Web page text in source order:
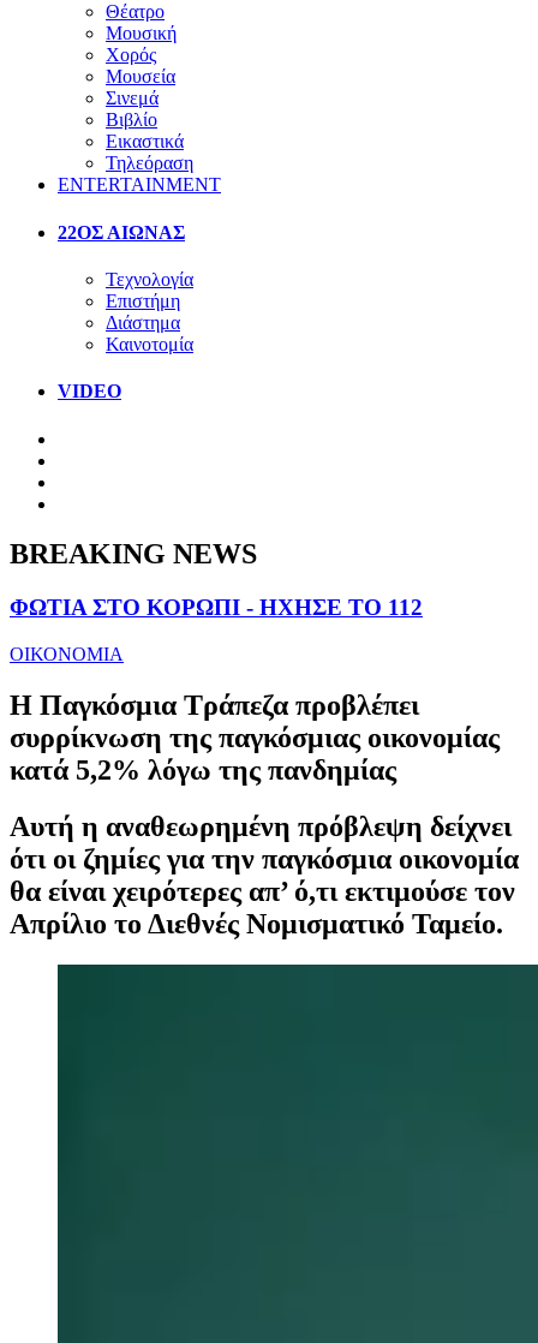
Θέατρο
Μουσική
Χορός
Μουσεία
Σινεμά
Βιβλίο
Εικαστικά
Τηλεόραση
ENTERTAINMENT
22ΟΣ ΑΙΩΝΑΣ
Τεχνολογία
Επιστήμη
Διάστημα
Καινοτομία
VIDEO
BREAKING NEWS
ΦΩΤΙΑ ΣΤΟ ΚΟΡΩΠΙ - ΗΧΗΣΕ ΤΟ 112
ΟΙΚΟΝΟΜΙΑ
Η Παγκόσμια Τράπεζα προβλέπει
συρρίκνωση της παγκόσμιας οικονομίας
κατά 5,2% λόγω της πανδημίας
Αυτή η αναθεωρημένη πρόβλεψη δείχνει
ότι οι ζημίες για την παγκόσμια οικονομία
θα είναι χειρότερες απ’ ό,τι εκτιμούσε τον
Απρίλιο το Διεθνές Νομισματικό Ταμείο.